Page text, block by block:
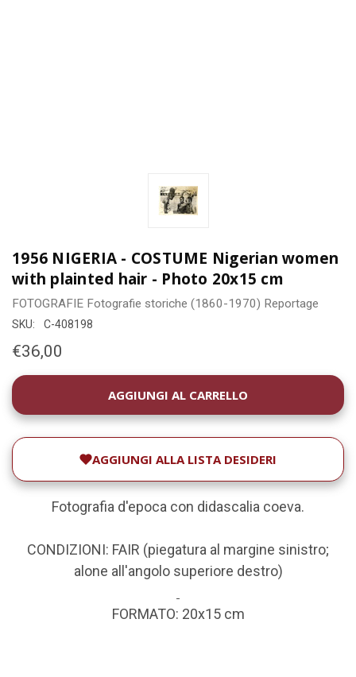
1956 NIGERIA - COSTUME Nigerian women
with plainted hair - Photo 20x15 cm
FOTOGRAFIE Fotografie storiche (1860-1970) Reportage
SKU: C-408198
€36,00
DISPONIBILITÀ
ATTUALE:
AGGIUNGI ALLA LISTA DESIDERI
Fotografia d'epoca con didascalia coeva.
CONDIZIONI: FAIR (piegatura al margine sinistro;
alone all'angolo superiore destro)
FORMATO: 20x15 cm